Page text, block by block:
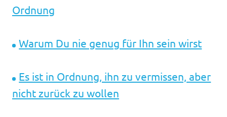
Ordnung
Warum Du nie genug für Ihn sein wirst
Es ist in Ordnung, ihn zu vermissen, aber
nicht zurück zu wollen